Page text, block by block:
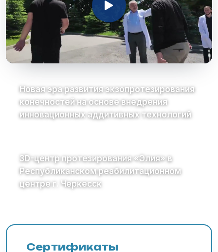
Новая эра развития экзопротезирования
конечностей на основе внедрения
инновационных аддитивных технологий
3D-центр протезирования «Элия» в
Республиканском реабилитационном
центре г. Черкесск
Сертификаты